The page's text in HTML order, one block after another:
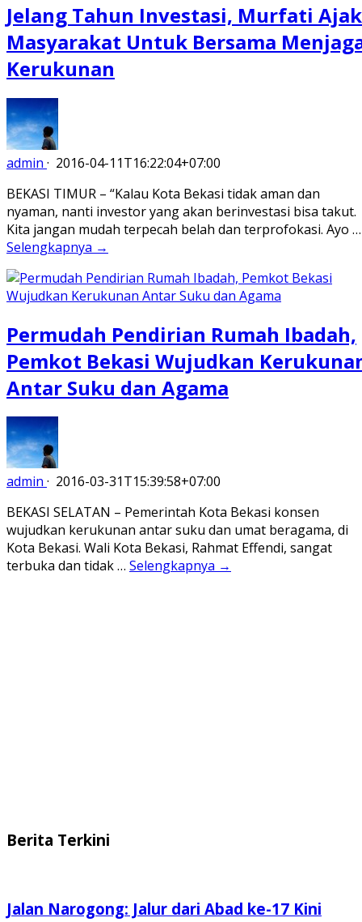
Jelang Tahun Investasi, Murfati Ajak
Masyarakat Untuk Bersama
Kerukunan
admin · 2016-04-11T16:22:04+07:00
BEKASI TIMUR – “Kalau Kota Bekasi tidak aman dan
nyaman, nanti investor yang akan berinvestasi bisa takut.
Kita jangan mudah terpecah belah dan terprofokasi. Ayo …
Selengkapnya →
Permudah Pendirian Rumah Ibadah,
Pemkot Bekasi Wujudkan
Antar Suku dan Agama
admin · 2016-03-31T15:39:58+07:00
BEKASI SELATAN – Pemerintah Kota Bekasi konsen
wujudkan kerukunan antar suku dan umat beragama, di
Kota Bekasi. Wali Kota Bekasi, Rahmat Effendi, sangat
terbuka dan tidak … Selengkapnya →
Berita Terkini
Jalan Narogong: Jalur dari Abad ke-17 Kini